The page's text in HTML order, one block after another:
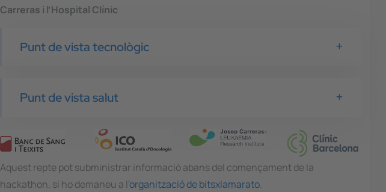
Carreras i l’Hospital Clínic
Punt de vista tecnològic
Punt de vista salut
Aquest repte pot subministrar informació abans del començament de la
hackathon, si ho demaneu a l'organització de bitsxlamarato.